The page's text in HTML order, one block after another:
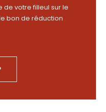
votre filleul sur le
bon de réduction